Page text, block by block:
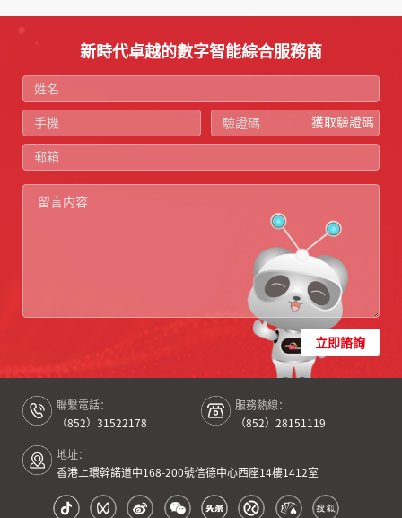
新時代卓越的數字智能綜合服務商
獲取驗證碼
立即諮詢
聯繫電話：
（852）31522178
服務熱線：
（852）28151119
地址：
香港上環幹諾道中168-200號信德中心西座14樓1412室